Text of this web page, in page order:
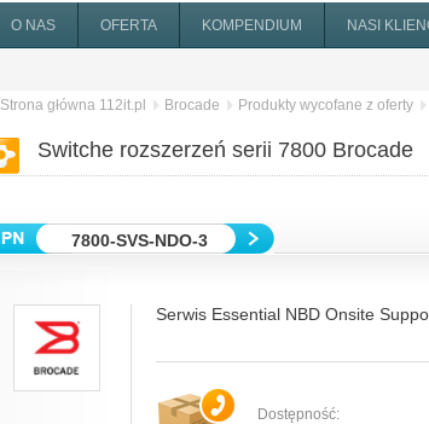
O NAS OFERTA KOMPENDIUM NASI
Strona główna 112it.pl Brocade Produkty wycofane z oferty
Switche rozszerzeń serii 7800 Brocade
7800-SVS-NDO-3
Serwis Essential NBD Onsite
Dostępność: